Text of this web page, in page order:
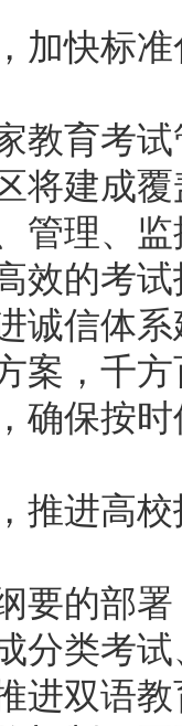
快标准
育考试
将建成
管理、
效的考
诚信体
案，千
确保按
进高校
的部署
分类考
进双语